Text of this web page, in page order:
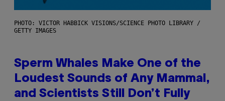
PHOTO: VICTOR HABBICK VISIONS/SCIENCE PHOTO LIBRARY /
GETTY IMAGES
Sperm Whales Make One of the
Loudest Sounds of Any Mammal,
and Scientists Still Don’t Fully